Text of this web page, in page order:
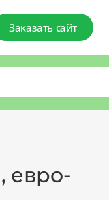
Заказать сайт
евро-